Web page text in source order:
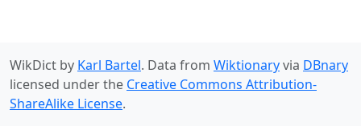
WikDict by Karl Bartel. Data from Wiktionaryvia DBnary
licensed under the Creative Commons Attribution-
ShareAlike License.